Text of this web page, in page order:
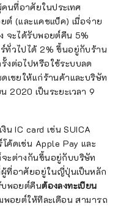
นที่อาศัยในประเทศ
ต์ (และแคชแบ็ค) เมื่อจ่าย
จะได้รับพอยต์คืน 5%
ทั่วไปได้ 2% ขึ้นอยู่กับร้าน
งต่อไปหรือใช้ระบบลด
เชยให้แก่ร้านค้าและบริษัท
2020 เป็นระยะเวลา 9
น IC card เช่น SUICA
ค้ดเช่น Apple Pay และ
ะต่างกันขึ้นอยู่กับบริษัท
ที่อาศัยอยู่ในญี่ปุ่นเป็นหลัก
บพอยต์คืนต้องลงทะเบียน
พอยต์ให้ทีละเดือน สามารถ